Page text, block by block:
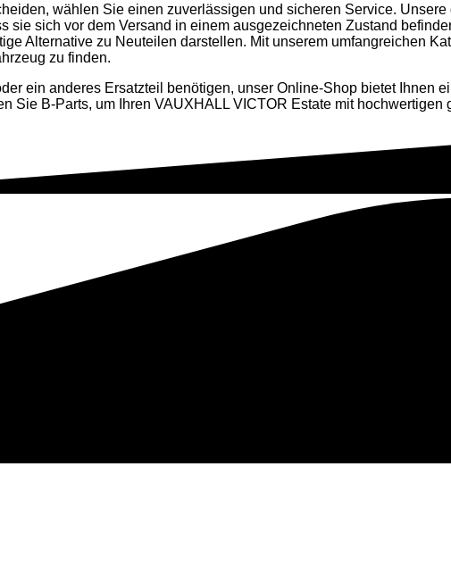
wählen Sie einen zuverlässigen und sicheren Service.
sie sich vor dem Versand in einem ausgezeichneten Zustand
Alternative zu Neuteilen darstellen. Mit unserem umfangreichen
zu finden.
ein anderes Ersatzteil benötigen, unser Online-Shop bietet
Sie B-Parts, um Ihren VAUXHALL VICTOR Estate mit